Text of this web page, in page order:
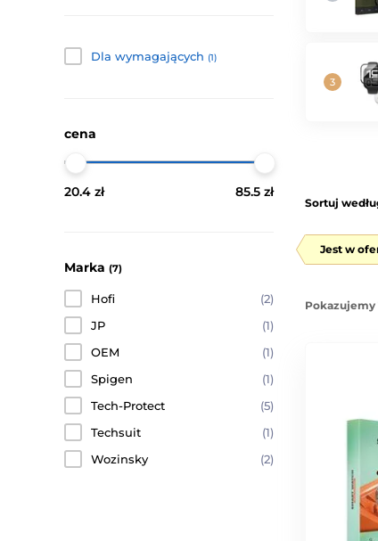
Dla wymagających (1)
cena
20.4 zł 85.5 zł
Marka (7)
Hofi
(2)
JP
(1)
OEM
(1)
Spigen
(1)
Tech-Protect
(5)
Techsuit
(1)
Wozinsky
(2)
Sortuj
Jest w
Pokazujemy